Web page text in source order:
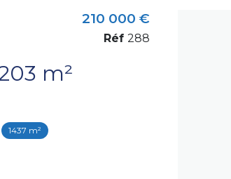
Maison 5 pièce(s) 3 chambre(s) 203 m²
1437 m²
210 000 €
Réf 288